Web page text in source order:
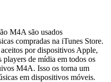
M4A são usados
compradas na iTunes Store.
por dispositivos Apple,
de mídia em todos os
M4A. Isso os torna um
em dispositivos móveis.